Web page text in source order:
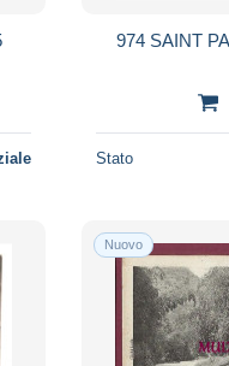
974 SAINT
Stato
Nuovo